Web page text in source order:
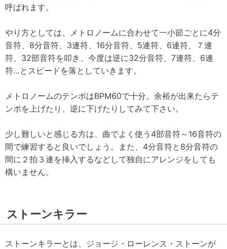
呼ばれます。
やり方としては、メトロノームに合わせて一小節ごとに4分
音符、8分音符、3連符、16分音符、5連符、6連符、７連
符、32部音符を叩き、今度は逆に32分音符、7連符、6連
符…とスピードを落としていきます。
メトロノームのテンポはBPM60で十分。余裕が出来たらテ
ンポを上げたり、逆に下げたりしてみて下さい。
少し難しいと感じる方は、曲でよく使う4部音符～16音符の
間で練習すると良いでしょう。また、4分音符と8分音符の
間に２拍３連を挿入するなどして独自にアレンジをしても
構いません。
ストーンキラー
ストーンキラーとは、ジョージ・ローレンス・ストーンが